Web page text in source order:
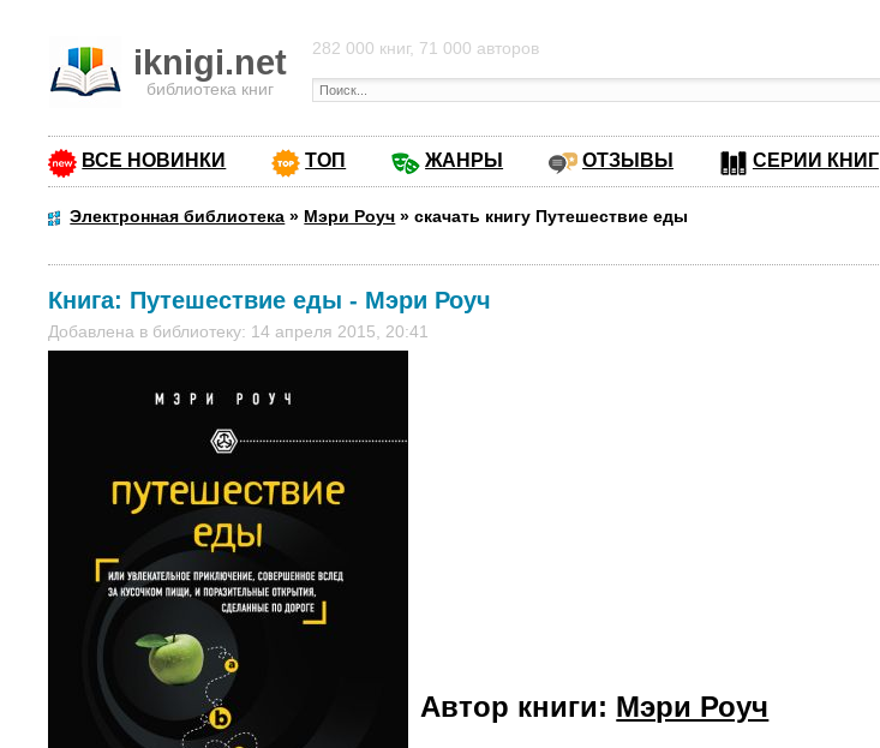
iknigi.net
библиотека книг
282 000 книг, 71 000 авторов
ВСЕ НОВИНКИ ТОП ЖАНРЫ ОТЗЫВЫ СЕРИИ КНИГ
Электронная библиотека » Мэри Роуч »скачать книгу Путешествие еды
Книга: Путешествие еды - Мэри Роуч
Добавлена в библиотеку: 14 апреля 2015, 20:41
Автор книги: Мэри Роуч